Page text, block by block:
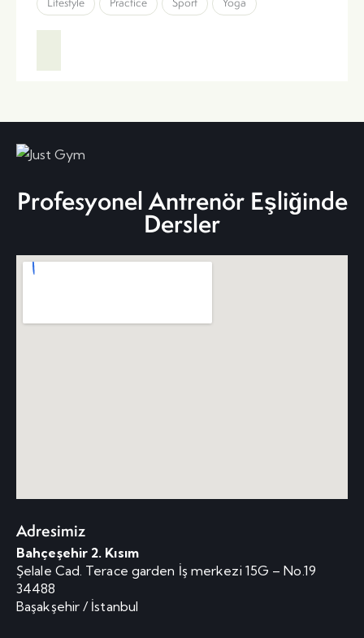
Profesyonel Antrenör Eşliğinde
Dersler
Adresimiz
Bahçeşehir 2. Kısım
Şelale Cad. Terace garden İş merkezi 15G – No.19
34488
Başakşehir / İstanbul